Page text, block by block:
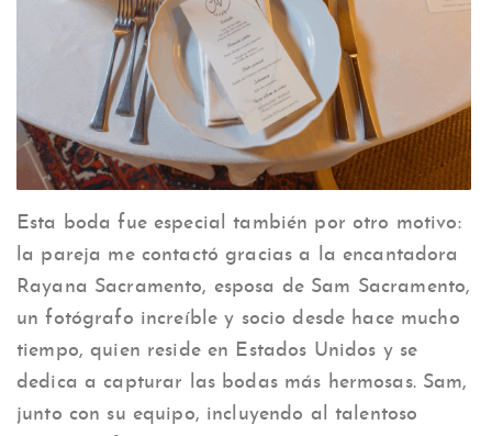
Esta boda fue especial también por otro motivo:
la pareja me contactó gracias a la encantadora
Rayana Sacramento, esposa de Sam Sacramento,
un fotógrafo increíble y socio desde hace mucho
tiempo, quien reside en Estados Unidos y se
dedica a capturar las bodas más hermosas. Sam,
junto con su equipo, incluyendo al talentoso